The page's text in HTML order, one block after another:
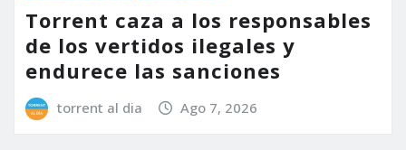
Torrent caza a los responsables
de los vertidos ilegales y
endurece las sanciones
torrent al dia Ago 7, 2026